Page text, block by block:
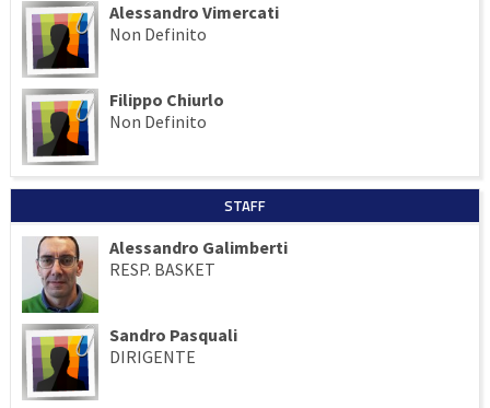
Alessandro Vimercati
Non Definito
Filippo Chiurlo
Non Definito
STAFF
Alessandro Galimberti
RESP. BASKET
Sandro Pasquali
DIRIGENTE